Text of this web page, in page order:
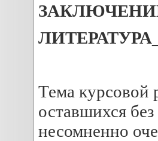
Тема курсовой
оставшихся
несомненно